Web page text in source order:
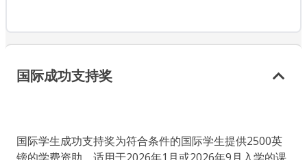
国际成功支持奖
国际学生成功支持奖为符合条件的国际学生提供2500英